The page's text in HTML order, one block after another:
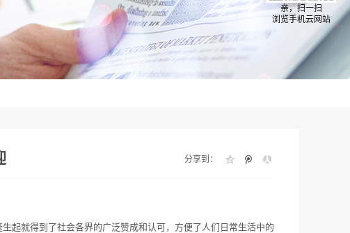
分享到：
起就得到了社会各界的广泛赞成和认可，方便了人们日常生活中的
亲，扫一扫
浏览手机云网站